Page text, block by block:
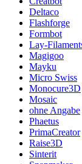
Deltaco
Flashforge
Formbot
Lay-
Magigoo
Mayku
Micro Swiss
Monocure3D
Mosaic
ohne Angabe
Phaetus
PrimaCreator
Raise3D
Sinterit